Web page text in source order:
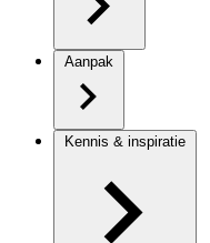
Aanpak
Kennis & inspiratie